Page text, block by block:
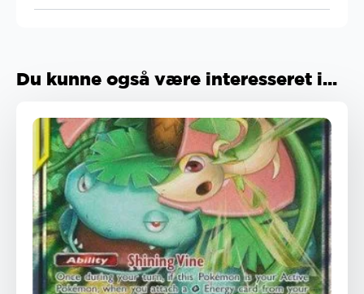
Du kunne også være interesseret i...